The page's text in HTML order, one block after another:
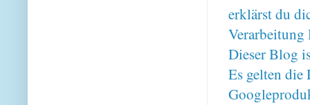
erklärst du
Verarbeitung
Dieser Blog
Es gelten